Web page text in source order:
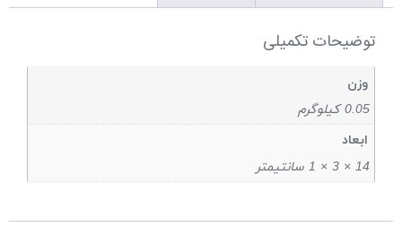
توضیحات تکمیلی
وزن
0.05 کیلوگرم
ابعاد
14 × 3 × 1 سانتیمتر